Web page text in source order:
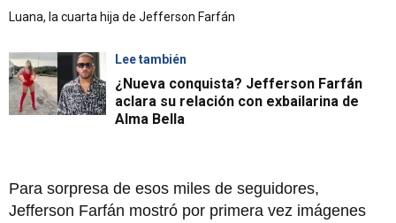
Luana, la cuarta hija de Jefferson Farfán
Lee también
¿Nueva conquista? Jefferson Farfán
aclara su relación con exbailarina de
Alma Bella
Para sorpresa de esos miles de seguidores,
Jefferson Farfán mostró por primera vez imágenes